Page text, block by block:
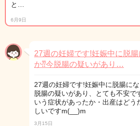
と…
6月9日
27週の妊婦です!妊娠中に脱
か⁇今脱腸の疑いがあり…
27週の妊婦です!妊娠中に脱腸に
脱腸の疑いがあり、とても不安で
いう症状があったか・出産はどう
しいですm(__)m
3月15日